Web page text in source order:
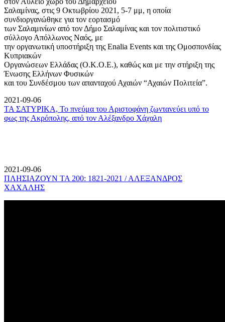
Σαλαμίνας, στις 9 Οκτωβρίου 2021, 5-7 μμ, η οποία
συνδιοργανώθηκε για τον εορτασμό
των Σαλαμινίων από τον Δήμο Σαλαμίνας και τον πολιτιστικό
σύλλογο Απόλλωνος Ναός, με
την οργανωτική υποστήριξη της Enalia Events και της Ομοσπονδίας
Κυπριακών
Οργανώσεων Ελλάδας (Ο.Κ.Ο.Ε.), καθώς και με την στήριξη της
Ένωσης Ελλήνων Φυσικών
και του Συνδέσμου των απανταχού Αχαιών “Αχαιών Πολιτεία”.
2021-09-06
ΤΑ ΣΑΤΥΡΙΚΑ, Το πνεύμα του Αριστοφάνη ζωντανεύει υπό το
φως της Ακρόπολης, από τον Αλέξανδρο Χάχαλη
2021-09-06
ΠΛΗΣΙΑΖΟΥΝ ΤΑ 200: 1821-2021 / ΑΛΕΞΑΝΔΡΟΣ
ΧΑΧΑΛΗΣ